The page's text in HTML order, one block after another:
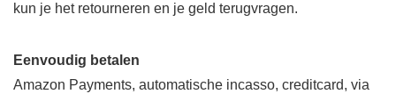
kun je het retourneren en je geld terugvragen.
Eenvoudig betalen
Amazon Payments, automatische incasso, creditcard, via